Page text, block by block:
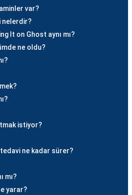
var?
nelerdir?
It on Ghost aynı mı?
ne oldu?
istiyor?
tedavi ne kadar sürer?
mı?
yarar?